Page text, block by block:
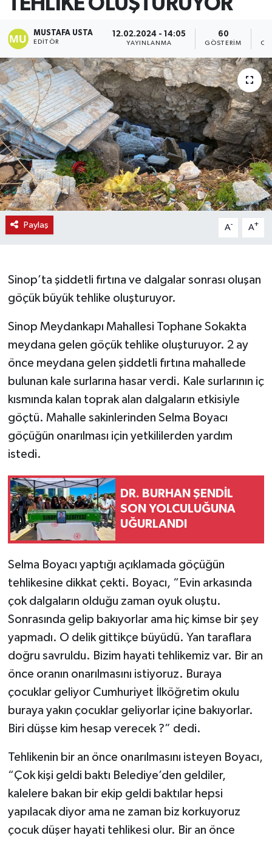
MUSTAFA USTA
EDITÖR
12.02.2024 - 14:05
YAYINLANMA
60
GÖSTERIM
Paylaş A- A+
Sinop’ta şiddetli fırtına ve dalgalar sonrası oluşan
göçük büyük tehlike oluşturuyor.
Sinop Meydankapı Mahallesi Tophane Sokakta
meydana gelen göçük tehlike oluşturuyor. 2 ay
önce meydana gelen şiddetli fırtına mahallede
bulunan kale surlarına hasar verdi. Kale surlarının iç
kısmında kalan toprak alan dalgaların etkisiyle
göçtü. Mahalle sakinlerinden Selma Boyacı
göçüğün onarılması için yetkililerden yardım
istedi.
DR. BURHAN ŞENDİL
SON YOLCULUĞUNA
UĞURLANDI
Selma Boyacı yaptığı açıklamada göçüğün
tehlikesine dikkat çekti. Boyacı, “Evin arkasında
çok dalgaların olduğu zaman oyuk oluştu.
Sonrasında gelip bakıyorlar ama hiç kimse bir şey
yapmadı. O delik gittikçe büyüdü. Yan taraflara
doğru savruldu. Bizim hayati tehlikemiz var. Bir an
önce oranın onarılmasını istiyoruz. Buraya
çocuklar geliyor Cumhuriyet İlköğretim okulu
buraya yakın çocuklar geliyorlar içine bakıyorlar.
Biri düşse kim hesap verecek ?” dedi.
Tehlikenin bir an önce onarılmasını isteyen Boyacı,
“Çok kişi geldi baktı Belediye’den geldiler,
kalelere bakan bir ekip geldi baktılar hepsi
yapılacak diyor ama ne zaman biz korkuyoruz
çocuk düşer hayati tehlikesi olur. Bir an önce